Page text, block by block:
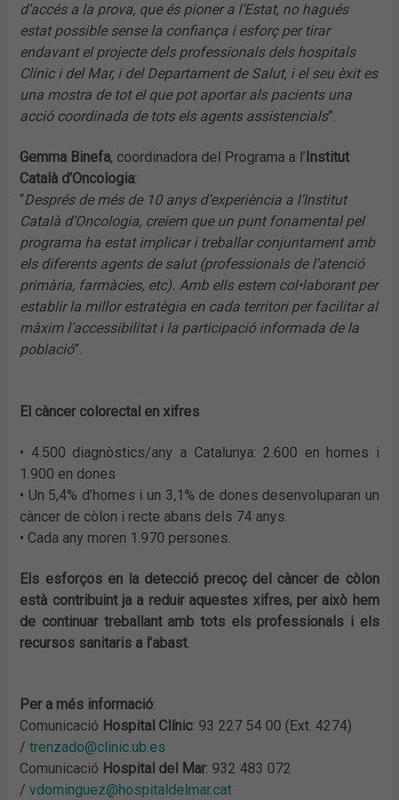
d’accés a la prova, que és pioner a l’Estat, no hagués
estat possible sense la confiança i esforç per tirar
endavant el projecte dels professionals dels hospitals
Clínic i del Mar, i del Departament de Salut, i el seu èxit es
una mostra de tot el que pot aportar als pacients una
acció coordinada de tots els agents assistencials”.
Gemma Binefa, coordinadora del Programa a l’Institut
Català d’Oncologia:
“Després de més de 10 anys d’experiència a l’Institut
Català d’Oncologia, creiem que un punt fonamental pel
programa ha estat implicar i treballar conjuntament amb
els diferents agents de salut (professionals de l’atenció
primària, farmàcies, etc). Amb ells estem col•laborant per
establir la millor estratègia en cada territori per facilitar al
màxim l’accessibilitat i la participació informada de la
població”.
El càncer colorectal en xifres
• 4.500 diagnòstics/any a Catalunya: 2.600 en homes i
1.900 en dones
• Un 5,4% d’homes i un 3,1% de dones desenvoluparan un
càncer de còlon i recte abans dels 74 anys.
• Cada any moren 1.970 persones.
Els esforços en la detecció precoç del càncer de còlon
està contribuint ja a reduir aquestes xifres, per això hem
de continuar treballant amb tots els professionals i els
recursos sanitaris a l’abast.
Per a més informació:
Comunicació Hospital Clínic: 93 227 54 00 (Ext. 4274)
/trenzado@clinic.ub.es
Comunicació Hospital del Mar: 932 483 072
/vdominguez@hospitaldelmar.cat